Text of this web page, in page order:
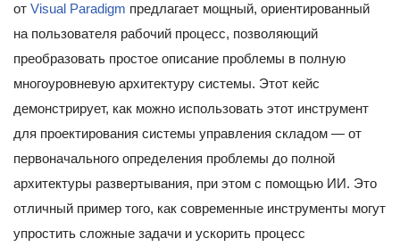
от Visual Paradigm предлагает мощный, ориентированный
на пользователя рабочий процесс, позволяющий
преобразовать простое описание проблемы в полную
многоуровневую архитектуру системы. Этот кейс
демонстрирует, как можно использовать этот инструмент
для проектирования системы управления складом — от
первоначального определения проблемы до полной
архитектуры развертывания, при этом с помощью ИИ. Это
отличный пример того, как современные инструменты могут
упростить сложные задачи и ускорить процесс